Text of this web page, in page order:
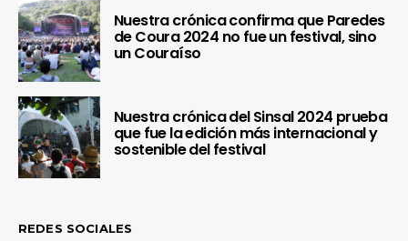
Nuestra crónica confirma que Paredes
de Coura 2024 no fue un festival, sino
un Couraíso
Nuestra crónica del Sinsal 2024 prueba
que fue la edición más internacional y
sostenible del festival
REDES SOCIALES
continúa ensinceramente.cc.